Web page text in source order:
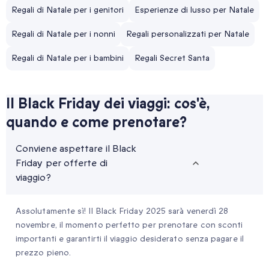
Regali di Natale per i genitori Esperienze di lusso per Natale
Regali di Natale per i nonni Regali personalizzati per Natale
Regali di Natale per i bambini Regali Secret Santa
Il Black Friday dei viaggi: cos'è,
quando e come prenotare?
Conviene aspettare il Black
Friday per offerte di
viaggio?
Assolutamente sì! Il Black Friday 2025 sarà venerdì 28
novembre, il momento perfetto per prenotare con sconti
importanti e garantirti il viaggio desiderato senza pagare il
prezzo pieno.